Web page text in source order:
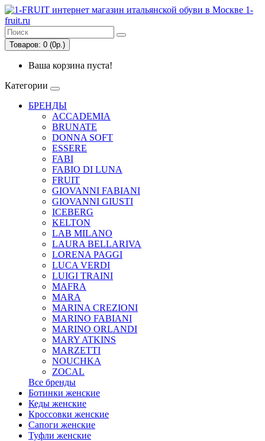
Товаров: 0 (0р.)
Ваша корзина пуста!
Категории
БРЕНДЫ
ACCADEMIA
BRUNATE
DONNA SOFT
ESSERE
FABI
FABIO DI LUNA
FRUIT
GIOVANNI FABIANI
GIOVANNI GIUSTI
ICEBERG
KELTON
LAB MILANO
LAURA BELLARIVA
LORENA PAGGI
LUCA VERDI
LUIGI TRAINI
MAFRA
MARA
MARINA CREZIONI
MARINO FABIANI
MARINO ORLANDI
MARY ATKINS
MARZETTI
NOUCHKA
ZOCAL
Все бренды
Ботинки женские
Кеды женские
Кроссовки женские
Сапоги женские
Туфли женские